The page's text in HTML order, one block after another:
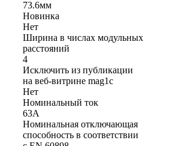
73.6мм
Новинка
Нет
Ширина в числах модульных
расстояний
4
Исключить из публикации
на веб-витрине mag1c
Нет
Номинальный ток
63А
Номинальная отключающая
способность в соответствии